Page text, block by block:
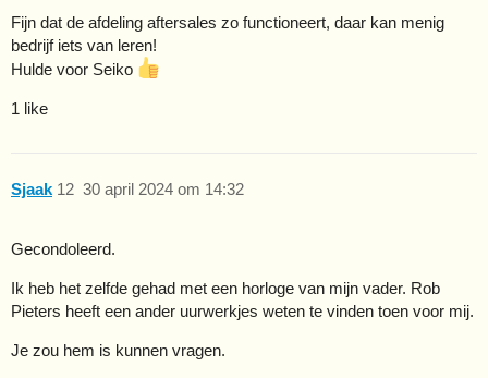
Fijn dat de afdeling aftersales zo functioneert, daar kan menig
bedrijf iets van leren!
Hulde voor Seiko
1 like
Sjaak 30 april 2024 om 14:32
12
Gecondoleerd.
Ik heb het zelfde gehad met een horloge van mijn vader. Rob
Pieters heeft een ander uurwerkjes weten te vinden toen voor mij.
Je zou hem is kunnen vragen.